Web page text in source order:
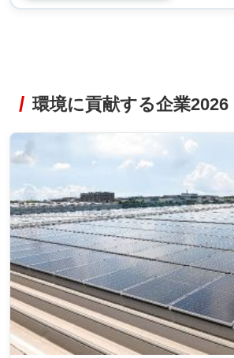
環境に貢献する企業2026